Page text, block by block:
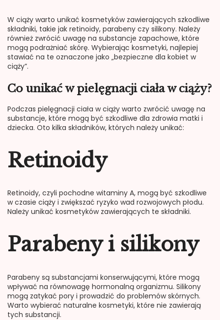
W ciąży warto unikać kosmetyków zawierających szkodliwe
składniki, takie jak retinoidy, parabeny czy silikony. Należy
również zwrócić uwagę na substancje zapachowe, które
mogą podrażniać skórę. Wybierając kosmetyki, najlepiej
stawiać na te oznaczone jako „bezpieczne dla kobiet w
ciąży”.
Co unikać w pielęgnacji ciała w ciąży?
Podczas pielęgnacji ciała w ciąży warto zwrócić uwagę na
substancje, które mogą być szkodliwe dla zdrowia matki i
dziecka. Oto kilka składników, których należy unikać:
Retinoidy
Retinoidy, czyli pochodne witaminy A, mogą być szkodliwe
w czasie ciąży i zwiększać ryzyko wad rozwojowych płodu.
Należy unikać kosmetyków zawierających te składniki.
Parabeny i silikony
Parabeny są substancjami konserwującymi, które mogą
wpływać na równowagę hormonalną organizmu. Silikony
mogą zatykać pory i prowadzić do problemów skórnych.
Warto wybierać naturalne kosmetyki, które nie zawierają
tych substancji.